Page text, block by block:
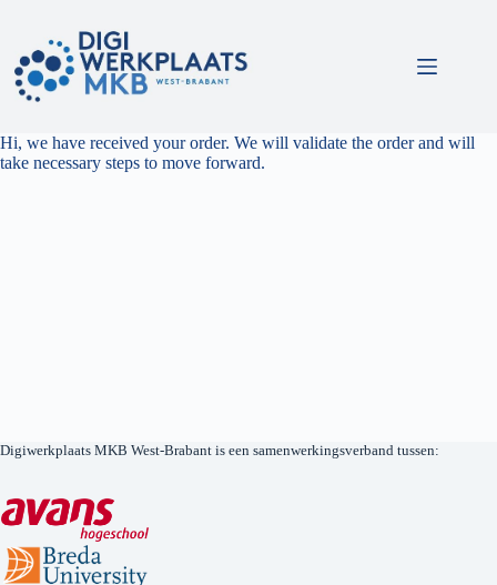
Hi, we have received your order. We will validate the order and will
take necessary steps to move forward.
Digiwerkplaats MKB West-Brabant is een samenwerkingsverband tussen: